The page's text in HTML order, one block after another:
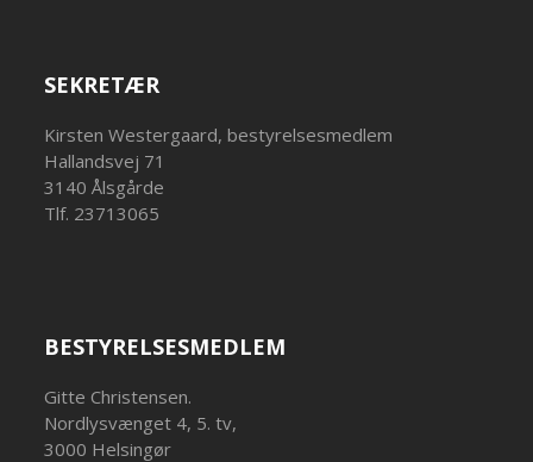
SEKRETÆR
Kirsten Westergaard, bestyrelsesmedlem
Hallandsvej 71
3140 Ålsgårde
Tlf. 23713065
BESTYRELSESMEDLEM
Gitte Christensen.
Nordlysvænget 4, 5. tv,
3000 Helsingør